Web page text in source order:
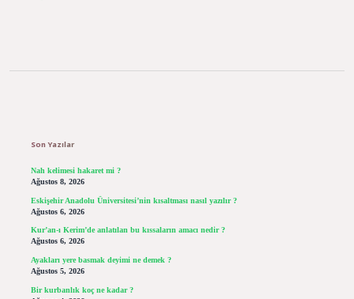
Son Yazılar
Nah kelimesi hakaret mi ?
Ağustos 8, 2026
Eskişehir Anadolu Üniversitesi’nin kısaltması nasıl yazılır ?
Ağustos 6, 2026
Kur’an-ı Kerim’de anlatılan bu kıssaların amacı nedir ?
Ağustos 6, 2026
Ayakları yere basmak deyimi ne demek ?
Ağustos 5, 2026
Bir kurbanlık koç ne kadar ?